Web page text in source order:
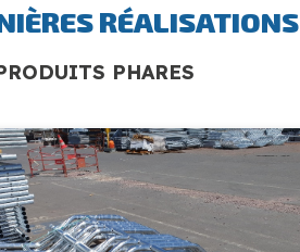
RÉALISATIONS
PHARES